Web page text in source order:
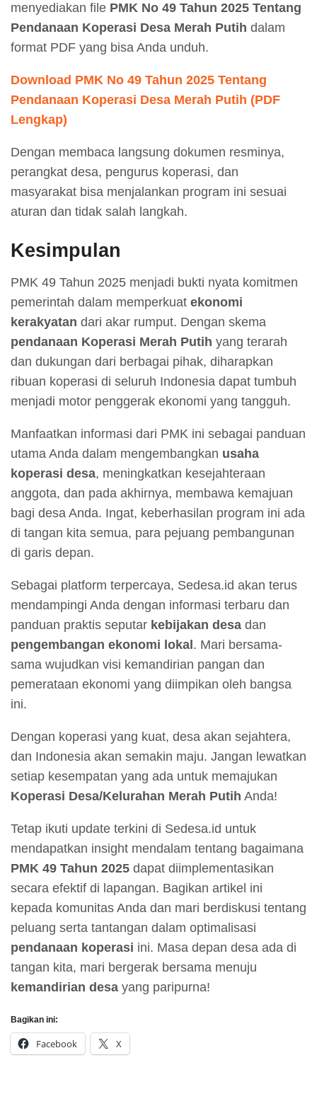
menyediakan file PMK No 49 Tahun 2025 Tentang
Pendanaan Koperasi Desa Merah Putih dalam
format PDF yang bisa Anda unduh.
Download PMK No 49 Tahun 2025 Tentang
Pendanaan Koperasi Desa Merah Putih (PDF
Lengkap)
Dengan membaca langsung dokumen resminya,
perangkat desa, pengurus koperasi, dan
masyarakat bisa menjalankan program ini sesuai
aturan dan tidak salah langkah.
Kesimpulan
PMK 49 Tahun 2025 menjadi bukti nyata komitmen
pemerintah dalam memperkuat ekonomi
kerakyatan dari akar rumput. Dengan skema
pendanaan Koperasi Merah Putih yang terarah
dan dukungan dari berbagai pihak, diharapkan
ribuan koperasi di seluruh Indonesia dapat tumbuh
menjadi motor penggerak ekonomi yang tangguh.
Manfaatkan informasi dari PMK ini sebagai panduan
utama Anda dalam mengembangkan usaha
koperasi desa, meningkatkan kesejahteraan
anggota, dan pada akhirnya, membawa kemajuan
bagi desa Anda. Ingat, keberhasilan program ini ada
di tangan kita semua, para pejuang pembangunan
di garis depan.
Sebagai platform terpercaya, Sedesa.id akan terus
mendampingi Anda dengan informasi terbaru dan
panduan praktis seputar kebijakan desa dan
pengembangan ekonomi lokal . Mari bersama-
sama wujudkan visi kemandirian pangan dan
pemerataan ekonomi yang diimpikan oleh bangsa
ini.
Dengan koperasi yang kuat, desa akan sejahtera,
dan Indonesia akan semakin maju. Jangan lewatkan
setiap kesempatan yang ada untuk memajukan
Koperasi Desa/Kelurahan Merah Putih Anda!
Tetap ikuti update terkini di Sedesa.id untuk
mendapatkan insight mendalam tentang bagaimana
PMK 49 Tahun 2025 dapat diimplementasikan
secara efektif di lapangan. Bagikan artikel ini
kepada komunitas Anda dan mari berdiskusi tentang
peluang serta tantangan dalam optimalisasi
pendanaan koperasi ini. Masa depan desa ada di
tangan kita, mari bergerak bersama menuju
kemandirian desa yang paripurna!
Bagikan ini:
Facebook X